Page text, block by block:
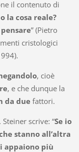
il contenuto di
la cosa reale?
” (Pietro
cristologici
, cioè
, e che dunque la
da duefattori.
scrive: “Se io
stanno all’altra
appaiono più